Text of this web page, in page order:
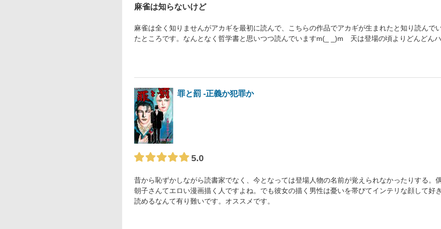
麻雀は知らないけど
麻雀は全く知りませんがアカギを最初に読んで、こちらの作品でアカギが生まれたと知り読んで
たところです。なんとなく哲学書と思いつつ読んでいますm(_ _)m 天は登場の頃よりどんどん
罪と罰 -正義か犯罪か
5.0
昔から恥ずかしながら読書家でなく、今となっては登場人物の名前が覚えられなかったりする。
朝子さんてエロい漫画描く人ですよね。でも彼女の描く男性は憂いを帯びてインテリな顔して好
読めるなんて有り難いです。オススメです。